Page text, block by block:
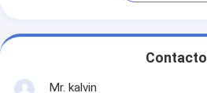
Contacto
Mr. kalvin